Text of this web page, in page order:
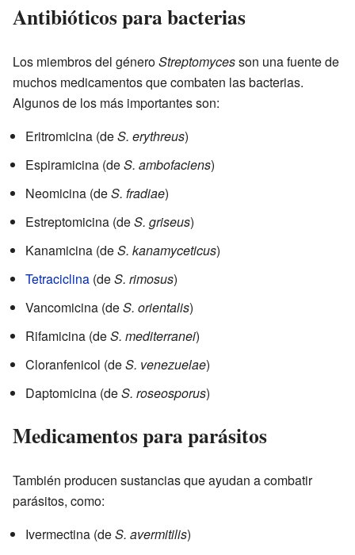
Antibióticos para bacterias
Los miembros del géneroStreptomycesson una fuente de
muchos medicamentos que combaten las bacterias.
Algunos de los más importantes son:
Eritromicina (deS. erythreus)
Espiramicina (deS. ambofaciens)
Neomicina (deS. fradiae)
Estreptomicina (deS. griseus)
Kanamicina (deS. kanamyceticus)
Tetraciclina (deS. rimosus)
Vancomicina (deS. orientalis)
Rifamicina (deS. mediterranei)
Cloranfenicol (deS. venezuelae)
Daptomicina (deS. roseosporus)
Medicamentos para parásitos
También producen sustancias que ayudan a combatir
parásitos, como:
Ivermectina (deS. avermitilis)